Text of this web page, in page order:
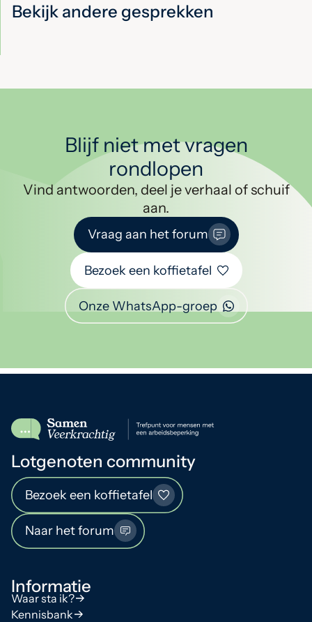
Bekijk andere gesprekken
Blijf niet met vragen
rondlopen
Vind antwoorden, deel je verhaal of schuif
aan.
Vraag aan het forum
Bezoek een koffietafel
Onze WhatsApp-groep
Lotgenoten community
Bezoek een koffietafel
Naar het forum
Informatie
Waar sta ik?
Kennisbank